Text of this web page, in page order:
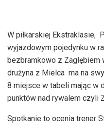
W piłkarskiej Ekstraklasie,
wyjazdowym pojedynku w
bezbramkowo z
drużyna z Mielca ma na
8 miejsce w tabeli mając w
punktów nad rywalem czyli
Spotkanie to ocenia trener